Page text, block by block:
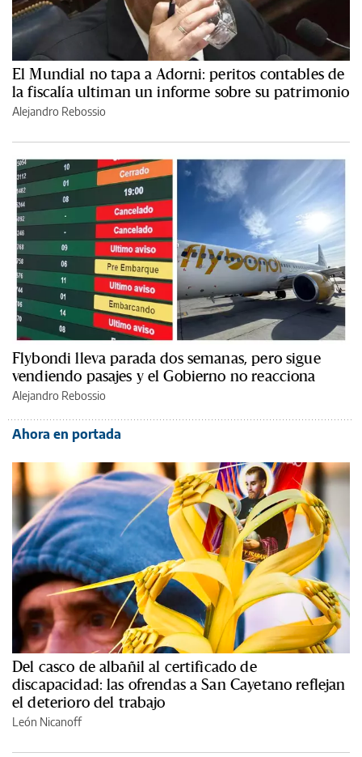
El Mundial no tapa a Adorni: peritos contables de
la fiscalía ultiman un informe sobre su patrimonio
Alejandro Rebossio
Flybondi lleva parada dos semanas, pero sigue
vendiendo pasajes y el Gobierno no reacciona
Alejandro Rebossio
Ahora en portada
Del casco de albañil al certificado de
discapacidad: las ofrendas a San Cayetano reflejan
el deterioro del trabajo
León Nicanoff